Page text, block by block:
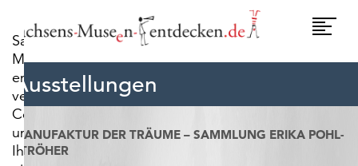
Sachsens-
Museen-
entdecken.de
verwendet
Cookies,
um
Ihnen
Ausstellungen
MANUFAKTUR DER TRÄUME – SAMMLUNG ERIKA POHL-
STRÖHER